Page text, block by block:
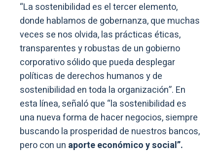
“La sostenibilidad es el tercer elemento,
donde hablamos de gobernanza, que muchas
veces se nos olvida, las prácticas éticas,
transparentes y robustas de un gobierno
corporativo sólido que pueda desplegar
políticas de derechos humanos y de
sostenibilidad en toda la organización”. En
esta línea, señaló que “la sostenibilidad es
una nueva forma de hacer negocios, siempre
buscando la prosperidad de nuestros bancos,
pero con un aporte económico y social”.